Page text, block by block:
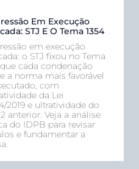
Em Execução
STJ E O Tema 1354
em execução
o STJ fixou no Tema
cada condenação
a norma mais favorável
com
da Lei
2019 e ultratividade do
anterior. Veja a análise
do IDPB para revisar
e fundamentar a